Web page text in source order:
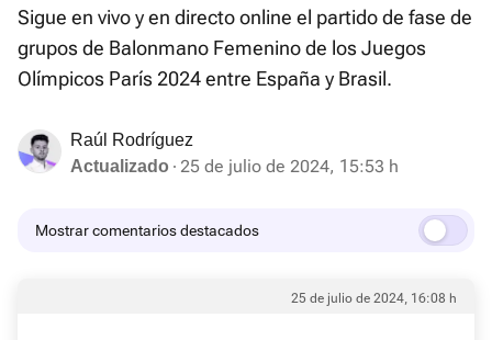
Sigue en vivo y en directo online el partido de fase de
grupos de Balonmano Femenino de los Juegos
Olímpicos París 2024 entre España y Brasil.
Raúl Rodríguez
Actualizado
25 de julio de 2024, 15:53 h
Mostrar comentarios destacados
25 de julio de 2024, 16:08 h